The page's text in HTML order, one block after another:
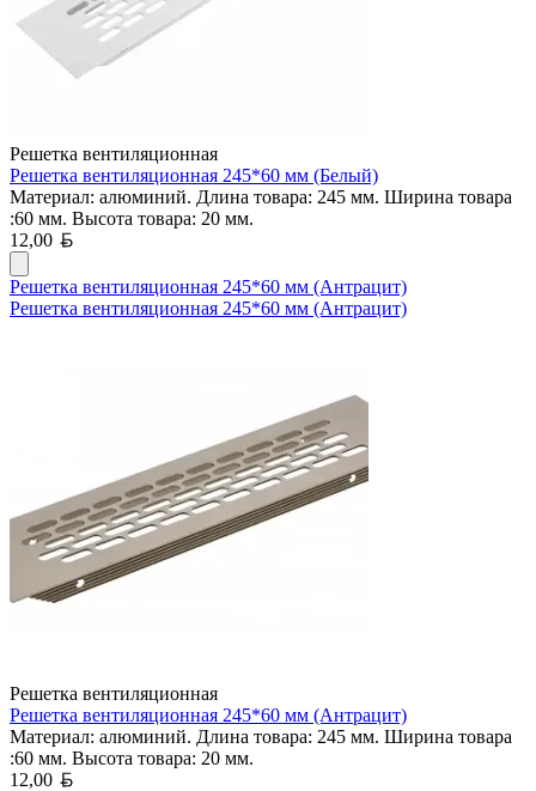
Решетка вентиляционная
Решетка вентиляционная 245*60 мм (Белый)
Материал: алюминий. Длина товара: 245 мм. Ширина товара
:60 мм. Высота товара: 20 мм.
12,00
Решетка вентиляционная 245*60 мм (Антрацит)
Решетка вентиляционная 245*60 мм (Антрацит)
Решетка вентиляционная
Решетка вентиляционная 245*60 мм (Антрацит)
Материал: алюминий. Длина товара: 245 мм. Ширина товара
:60 мм. Высота товара: 20 мм.
12,00